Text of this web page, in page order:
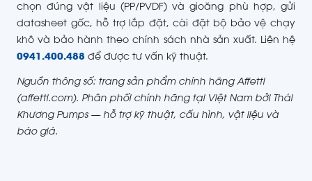
chọn đúng vật liệu (PP/PVDF) và gioăng phù hợp, gửi
datasheet gốc, hỗ trợ lắp đặt, cài đặt bộ bảo vệ chạy
khô và bảo hành theo chính sách nhà sản xuất. Liên hệ
0941.400.488 để được tư vấn kỹ thuật.
Nguồn thông số: trang sản phẩm chính hãng Affetti
(affetti.com). Phân phối chính hãng tại Việt Nam bởi Thái
Khương Pumps — hỗ trợ kỹ thuật, cấu hình, vật liệu và
báo giá.